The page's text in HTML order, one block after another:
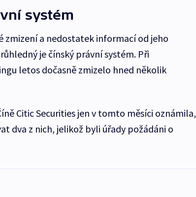
systém
zmizení a nedostatek informací od jeho
je čínský právní systém. Při
letos dočasně zmizelo hned několik
Citic Securities jen v tomto měsíci oznámila,
dva z nich, jelikož byli úřady požádáni o